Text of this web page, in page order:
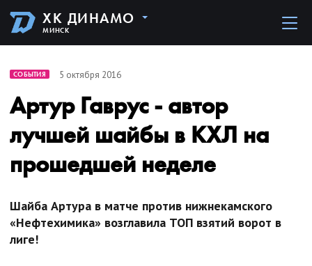
ХК ДИНАМО
МИНСК
СОБЫТИЯ 5 октября 2016
Артур Гаврус - автор
лучшей шайбы в КХЛ на
прошедшей неделе
Шайба Артура в матче против нижнекамского
«Нефтехимика» возглавила ТОП взятий ворот в
лиге!